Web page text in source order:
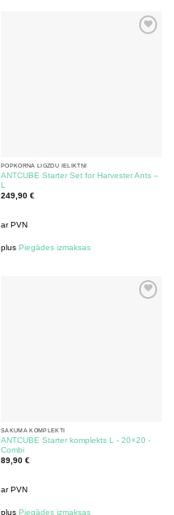
POPKORNA LIGZDU IELIKTŅI
ANTCUBE Starter Set for Harvester Ants –
L
249,90 €
ar PVN
plus Piegādes izmaksas
SĀKUMA KOMPLEKTI
ANTCUBE Starter komplekts L - 20×20 -
Combi
89,90 €
ar PVN
plus Piegādes izmaksas